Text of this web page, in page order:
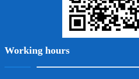
Working hours